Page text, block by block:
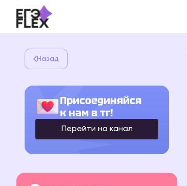
Назад
Присоединяйся
к нам в тг!
Перейти на канал